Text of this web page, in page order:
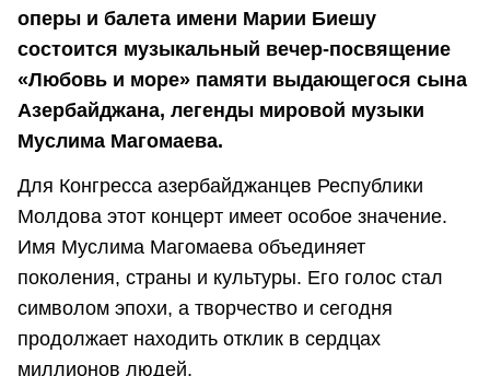
оперы и балета имени Марии Биешу
состоится музыкальный вечер-посвящение
«Любовь и море» памяти выдающегося сына
Азербайджана, легенды мировой музыки
Муслима Магомаева.
Для Конгресса азербайджанцев Республики
Молдова этот концерт имеет особое значение.
Имя Муслима Магомаева объединяет
поколения, страны и культуры. Его голос стал
символом эпохи, а творчество и сегодня
продолжает находить отклик в сердцах
миллионов людей.